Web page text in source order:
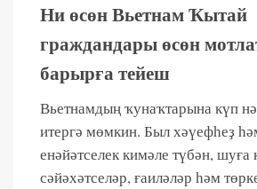
Ни өсөн Вьетнам Ҡытай
граждандары өсөн
барырға тейеш
Вьетнамдың ҡунаҡтарына күп
итергә мөмкин. Был хәүефһеҙ
енәйәтселек кимәле түбән, шуға
сәйәхәтселәр, ғаиләләр һәм